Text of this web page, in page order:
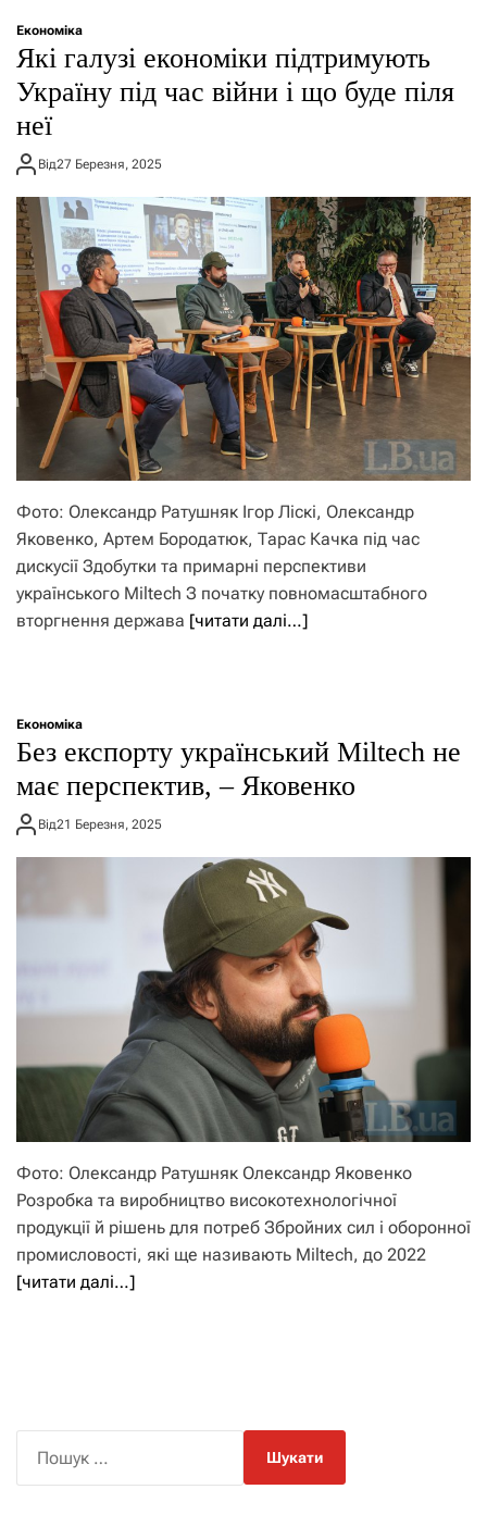
ж
м
Економіка
Які галузі економіки підтримують
Україну під час війни і що буде піля
неї
Від27 Березня, 2025
Фото: Олександр Ратушняк Ігор Ліскі, Олександр
Яковенко, Артем Бородатюк, Тарас Качка під час
дискусії Здобутки та примарні перспективи
українського Miltech З початку повномасштабного
вторгнення держава [читати далі…]
Економіка
Без експорту український Miltech не
має перспектив, – Яковенко
Від21 Березня, 2025
Фото: Олександр Ратушняк Олександр Яковенко
Розробка та виробництво високотехнологічної
продукції й рішень для потреб Збройних сил і оборонної
промисловості, які ще називають Miltech, до 2022
[читати далі…]